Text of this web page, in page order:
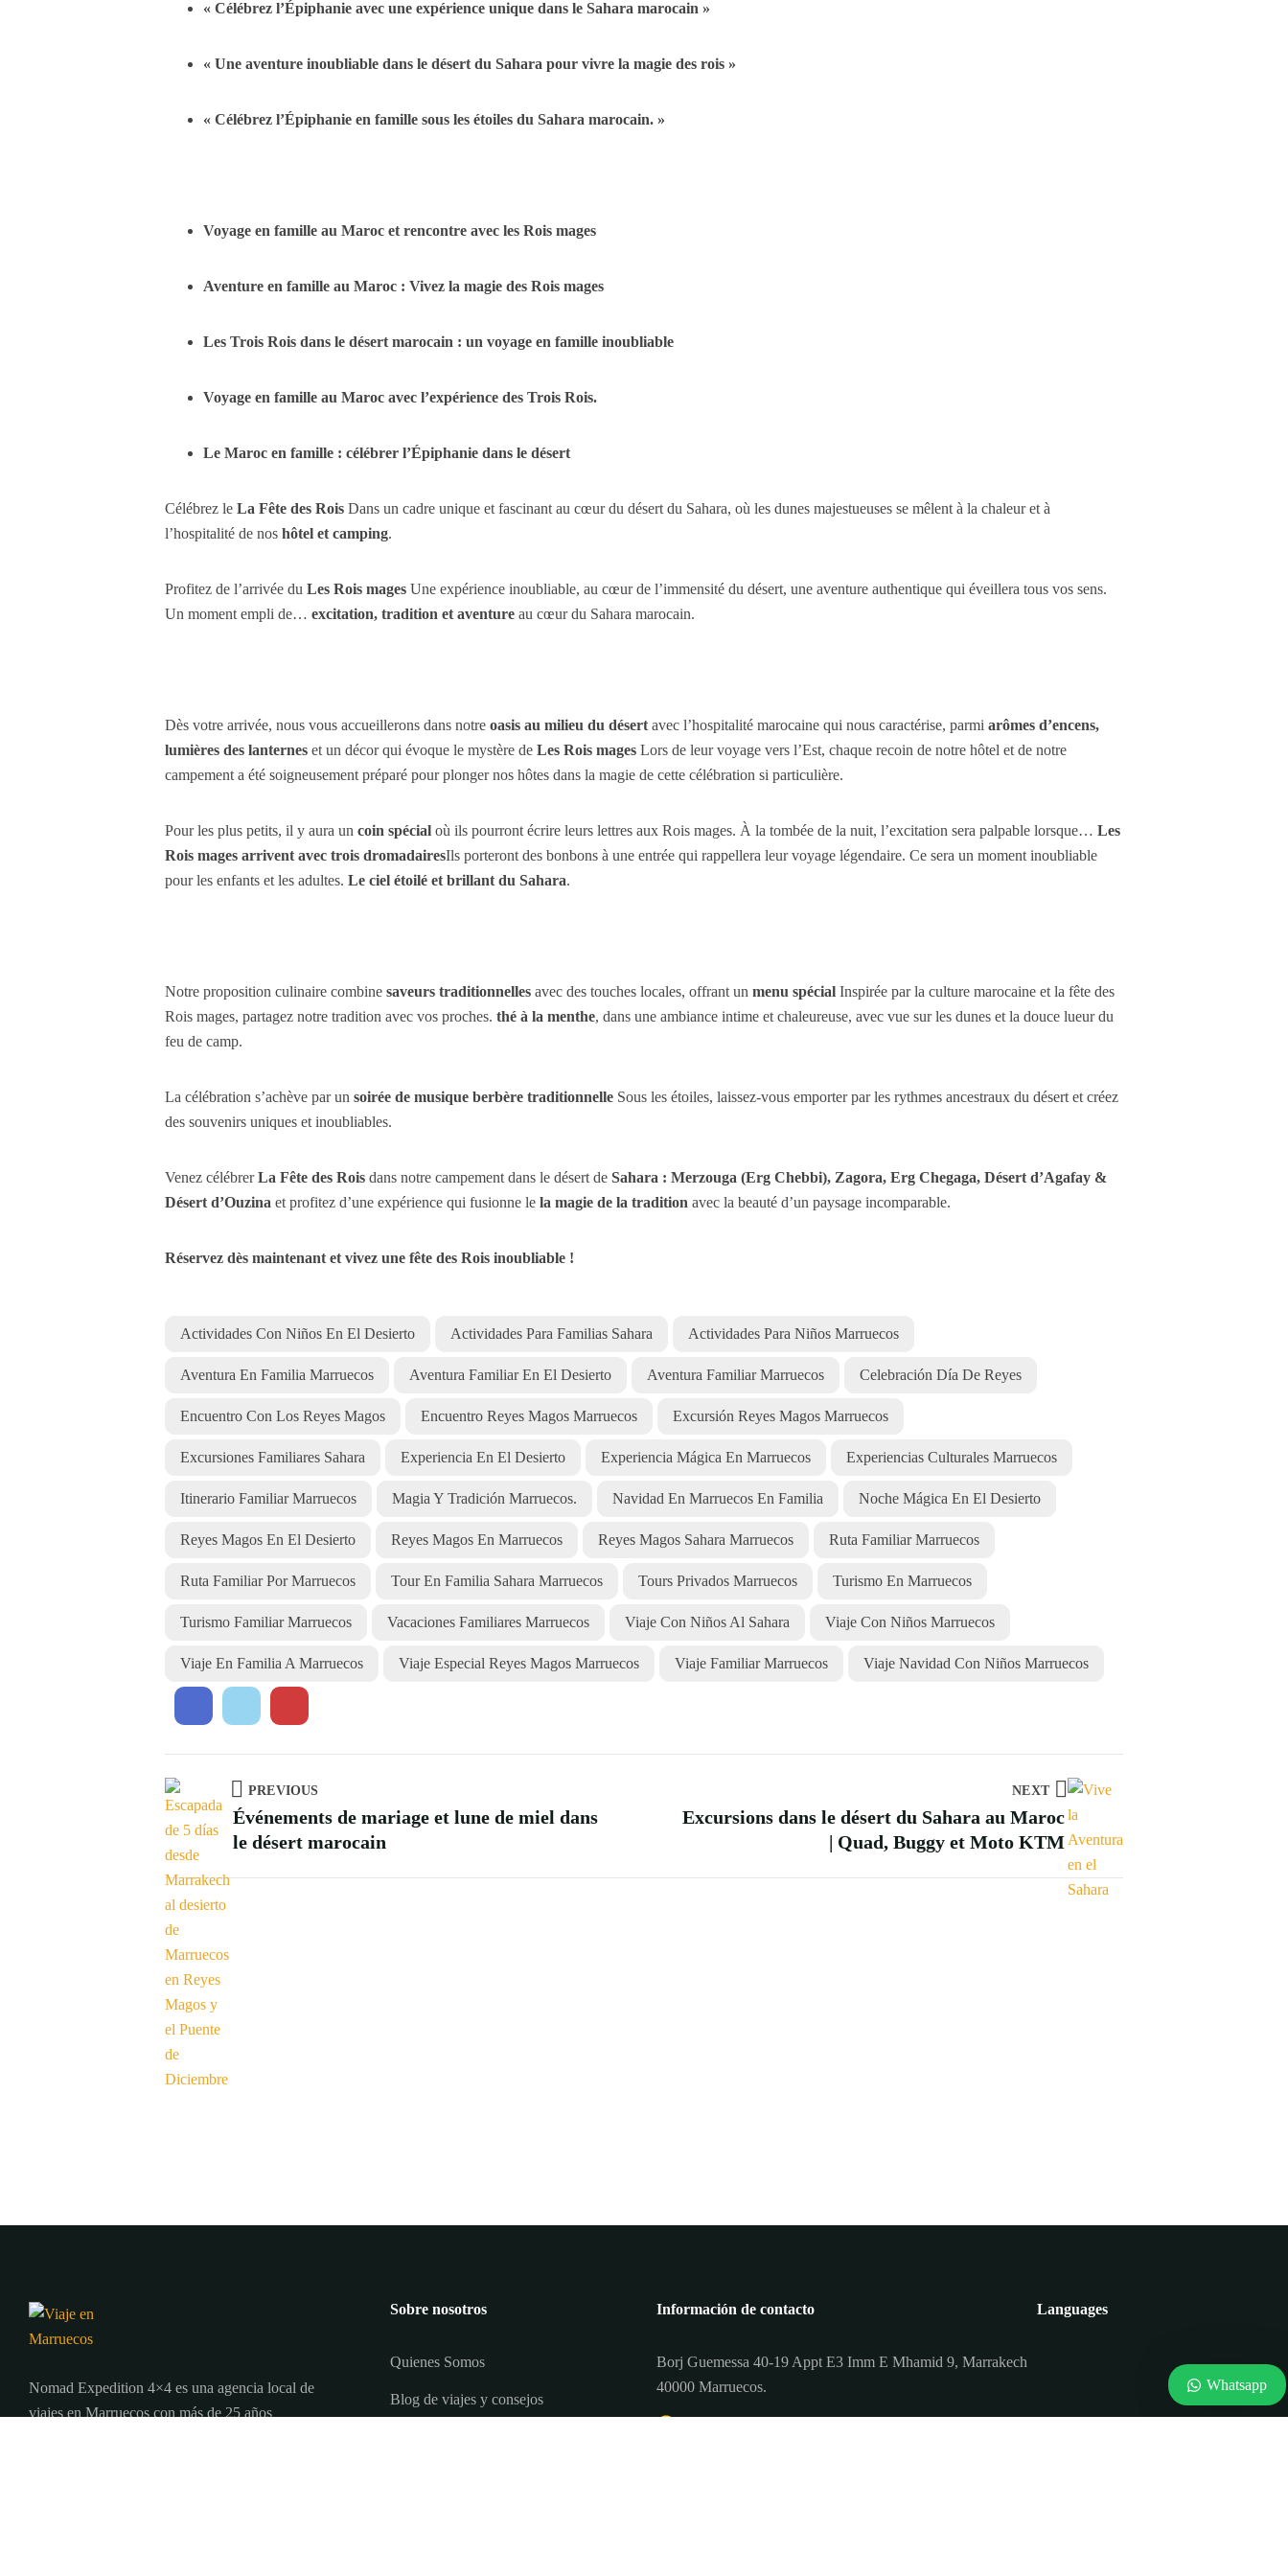
« Célébrez l’Épiphanie avec une expérience unique dans le Sahara marocain »
« Une aventure inoubliable dans le désert du Sahara pour vivre la magie des rois »
« Célébrez l’Épiphanie en famille sous les étoiles du Sahara marocain. »
Voyage en famille au Maroc et rencontre avec les Rois mages
Aventure en famille au Maroc : Vivez la magie des Rois mages
Les Trois Rois dans le désert marocain : un voyage en famille inoubliable
Voyage en famille au Maroc avec l’expérience des Trois Rois.
Le Maroc en famille : célébrer l’Épiphanie dans le désert
Célébrez le La Fête des Rois Dans un cadre unique et fascinant au cœur du désert du Sahara, où les dunes majestueuses se mêlent à la chaleur et à
l’hospitalité de nos hôtel et camping.
Profitez de l’arrivée du Les Rois mages Une expérience inoubliable, au cœur de l’immensité du désert, une aventure authentique qui éveillera tous vos sens.
Un moment empli de… excitation, tradition et aventure au cœur du Sahara marocain.
Dès votre arrivée, nous vous accueillerons dans notre oasis au milieu du désert avec l’hospitalité marocaine qui nous caractérise, parmi arômes d’encens,
lumières des lanternes et un décor qui évoque le mystère de Les Rois mages Lors de leur voyage vers l’Est, chaque recoin de notre hôtel et de notre
campement a été soigneusement préparé pour plonger nos hôtes dans la magie de cette célébration si particulière.
Pour les plus petits, il y aura un coin spécial où ils pourront écrire leurs lettres aux Rois mages. À la tombée de la nuit, l’excitation sera palpable lorsque… Les
Rois mages arrivent avec trois dromadairesIls porteront des bonbons à une entrée qui rappellera leur voyage légendaire. Ce sera un moment inoubliable
pour les enfants et les adultes. Le ciel étoilé et brillant du Sahara.
Notre proposition culinaire combine saveurs traditionnelles avec des touches locales, offrant un menu spécial Inspirée par la culture marocaine et la fête des
Rois mages, partagez notre tradition avec vos proches. thé à la menthe, dans une ambiance intime et chaleureuse, avec vue sur les dunes et la douce lueur du
feu de camp.
La célébration s’achève par un soirée de musique berbère traditionnelle Sous les étoiles, laissez-vous emporter par les rythmes ancestraux du désert et créez
des souvenirs uniques et inoubliables.
Venez célébrerLa Fête des Rois dans notre campement dans le désert de Sahara : Merzouga (Erg Chebbi), Zagora, Erg Chegaga, Désert d’Agafay &
Désert d’Ouzina et profitez d’une expérience qui fusionne le la magie de la tradition avec la beauté d’un paysage incomparable.
Réservez dès maintenant et vivez une fête des Rois inoubliable !
Actividades Con Niños En El Desierto Actividades Para Familias Sahara Actividades Para Niños Marruecos
Aventura En Familia Marruecos Aventura Familiar En El Desierto Aventura Familiar Marruecos Celebración Día De Reyes
Encuentro Con Los Reyes Magos Encuentro Reyes Magos Marruecos Excursión Reyes Magos Marruecos
Excursiones Familiares Sahara Experiencia En El Desierto Experiencia Mágica En Marruecos Experiencias Culturales Marruecos
Itinerario Familiar Marruecos Magia Y Tradición Marruecos. Navidad En Marruecos En Familia Noche Mágica En El Desierto
Reyes Magos En El Desierto Reyes Magos En Marruecos Reyes Magos Sahara Marruecos Ruta Familiar Marruecos
Ruta Familiar Por Marruecos Tour En Familia Sahara Marruecos Tours Privados Marruecos Turismo En Marruecos
Turismo Familiar Marruecos Vacaciones Familiares Marruecos Viaje Con Niños Al Sahara Viaje Con Niños Marruecos
Viaje En Familia A Marruecos Viaje Especial Reyes Magos Marruecos Viaje Familiar Marruecos Viaje Navidad Con Niños Marruecos
PREVIOUS
Événements de mariage et lune de miel dans
le désert marocain
NEXT
Excursions dans le désert du Sahara au Maroc
| Quad, Buggy et Moto KTM
Nomad Expedition 4×4 es una agencia local de
viajes en Marruecos con más de 25 años
Sobre nosotros
Quienes Somos
Blog de viajes y consejos
Información de contacto
Borj Guemessa 40-19 Appt E3 Imm E Mhamid 9, Marrakech
40000 Marruecos.
Languages
Whatsapp